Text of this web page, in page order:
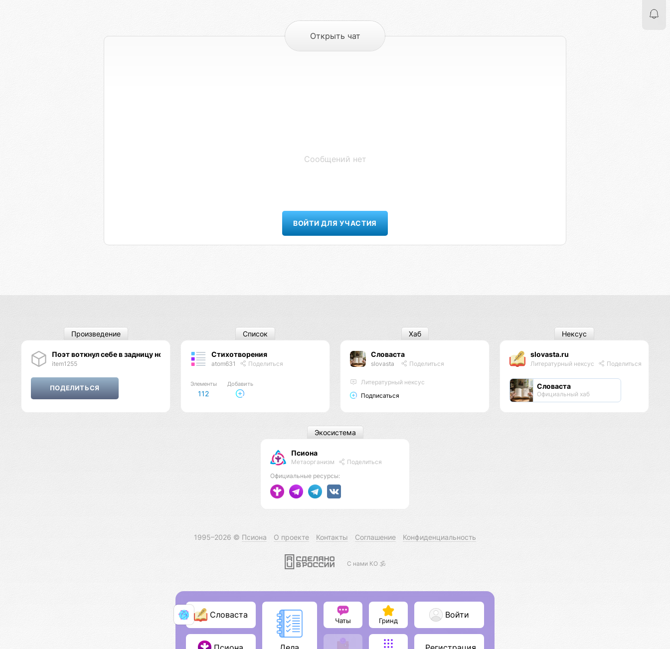
Открыть чат
Сообщений нет
ВОЙТИ ДЛЯ УЧАСТИЯ
Поэт воткнул себе в задницу нож (случай из жизни)
item1255
Произведение
Стихотворения
atom631 Поделиться
Элементы
112
Добавить
Список
Словаста
slovasta Поделиться
Литературный нексус
Подписаться
Хаб
slovasta.ru
Литературный нексус Поделиться
Словаста
Официальный хаб
Нексус
Псиона
Метаорганизм
Поделиться
Официальные ресурсы:
Экосистема
1995–2026 © Псиона О проекте Контакты Соглашение Конфиденциальность
С нами КО 🕉️
Словаста
Чаты Гринд
Войти